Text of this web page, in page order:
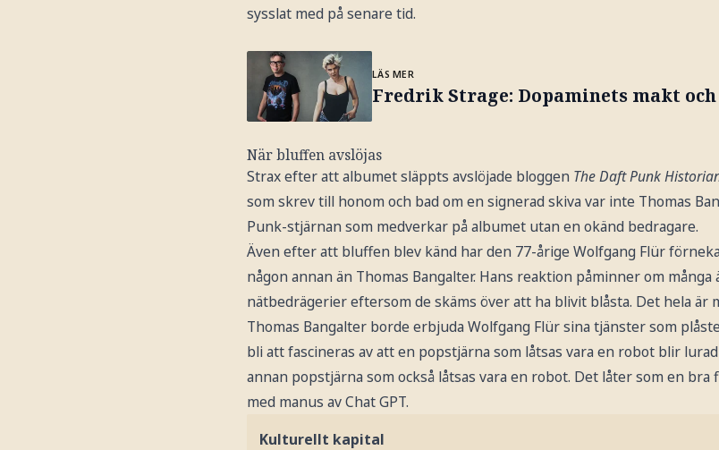
sysslat med på senare tid.
LÄS MER
Fredrik Strage: Dopaminets makt
När bluffen avslöjas
Strax efter att albumet släppts avslöjade bloggen The Daft Punk
som skrev till honom och bad om en signerad skiva var inte Thomas
Punk-stjärnan som medverkar på albumet utan en okänd bedragare.
Även efter att bluffen blev känd har den 77-årige Wolfgang Flür
någon annan än Thomas Bangalter. Hans reaktion påminner om många
nätbedrägerier eftersom de skäms över att ha blivit blåsta. Det hela är
Thomas Bangalter borde erbjuda Wolfgang Flür sina tjänster som
bli att fascineras av att en popstjärna som låtsas vara en robot blir
annan popstjärna som också låtsas vara en robot. Det låter som en
med manus av Chat GPT.
Kulturellt kapital